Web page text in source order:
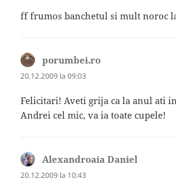
ff frumos banchetul si mult noroc
porumbei.ro
20.12.2009 la 09:03
Felicitari! Aveti grija ca la anul ati
Andrei cel mic, va ia toate cupele!
Alexandroaia Daniel
20.12.2009 la 10:43